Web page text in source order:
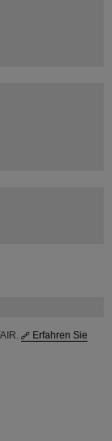
Erfahren Sie